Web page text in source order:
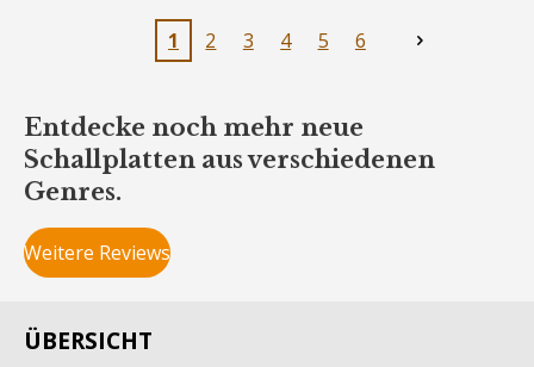
1 2 3 4 5 6
Entdecke noch mehr neue
Schallplatten aus verschiedenen
Genres.
Weitere Reviews
ÜBERSICHT